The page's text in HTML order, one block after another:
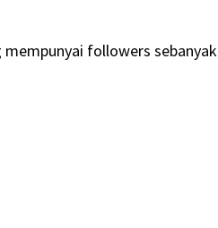
followers sebanyak